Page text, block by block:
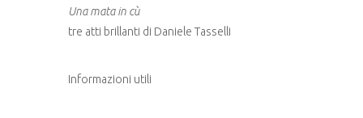
Una mata in cù
tre atti brillanti di Daniele Tasselli
Informazioni utili